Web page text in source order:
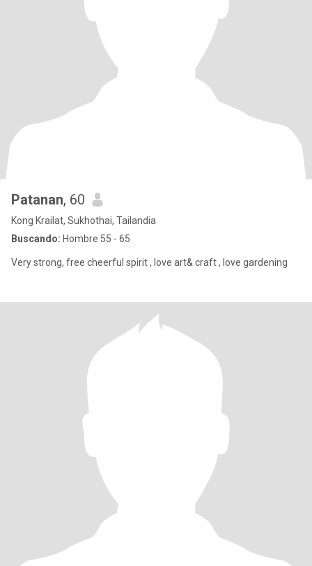
Patanan, 60
Kong Krailat, Sukhothai, Tailandia
Buscando: Hombre 55 - 65
Very strong, free cheerful spirit , love art& craft , love gardening